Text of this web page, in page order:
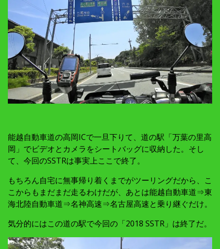
能越自動車道の高岡ICで一旦下りて、道の駅「万葉の里高
岡」でビデオとカメラをシートバッグに収納した。そし
て、今回のSSTRは事実上ここで終了。
もちろん自宅に無事帰り着くまでがツーリングだから、こ
こからもまだまだ走るわけだが、あとは能越自動車道⇒東
海北陸自動車道⇒名神高速⇒名古屋高速と乗り継ぐだけ。
気分的にはこの道の駅で今回の「2018 SSTR」は終了だ。